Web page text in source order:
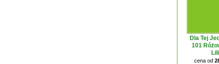
Dla Tej
101
cena od